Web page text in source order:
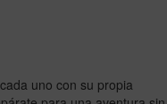
uno con su propia